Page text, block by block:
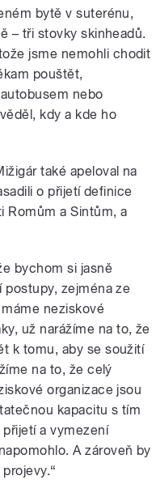
bytě v suterénu,
– tři stovky skinheadů.
jsme nemohli chodit
pouštět,
nebo
kdy a kde ho
také apeloval na
o přijetí definice
Romům a Sintům, a
bychom si jasně
postupy, zejména ze
neziskové
už narážíme na to, že
k tomu, aby se soužití
na to, že celý
organizace jsou
kapacitu s tím
a vymezení
A zároveň by